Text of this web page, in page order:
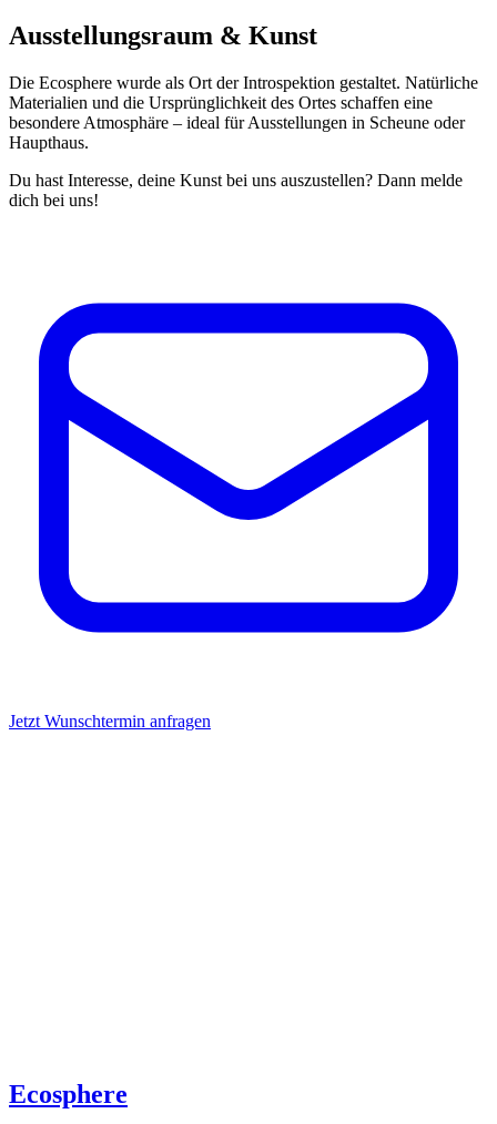
Ausstellungsraum & Kunst
Die Ecosphere wurde als Ort der Introspektion gestaltet. Natürliche
Materialien und die Ursprünglichkeit des Ortes schaffen eine
besondere Atmosphäre – ideal für Ausstellungen in Scheune oder
Haupthaus.
Du hast Interesse, deine Kunst bei uns auszustellen? Dann melde
dich bei uns!
Jetzt Wunschtermin anfragen
Ecosphere